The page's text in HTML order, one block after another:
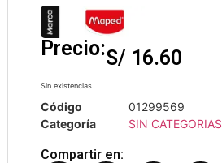
Precio:S/ 16.60
Sin existencias
Código
01299569
Categoría
SIN CATEGORIAS
Compartir en: